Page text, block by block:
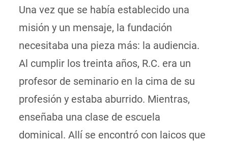
Una vez que se había establecido una
misión y un mensaje, la fundación
necesitaba una pieza más: la audiencia.
Al cumplir los treinta años, R.C. era un
profesor de seminario en la cima de su
profesión y estaba aburrido. Mientras,
enseñaba una clase de escuela
dominical. Allí se encontró con laicos que